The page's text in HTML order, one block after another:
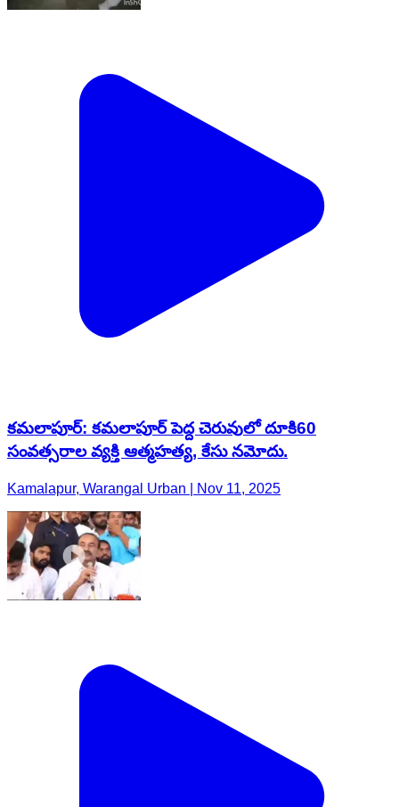
కమలాపూర్: కమలాపూర్ పెద్ద చెరువులో దూకి60
సంవత్సరాల వ్యక్తి ఆత్మహత్య, కేసు నమోదు.
Kamalapur, Warangal Urban | Nov 11, 2025